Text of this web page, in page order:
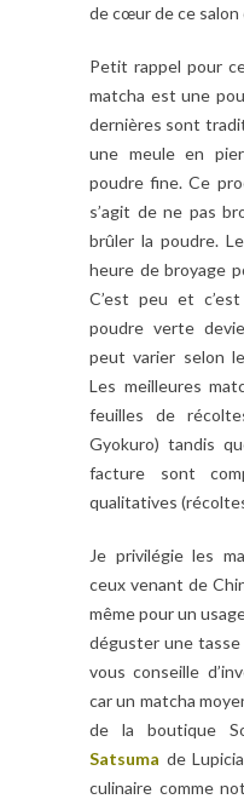
de cœur de ce salon
Petit rappel pour
matcha est une
dernières sont
une meule en
poudre fine. Ce
s’agit de ne pas
brûler la poudre.
heure de broyage
C’est peu et
poudre verte
peut varier selon
Les meilleures
feuilles de
Gyokuro) tandis
facture sont
qualitatives
Je privilégie les
ceux venant de
même pour un
déguster une
vous conseille
car un matcha
de la boutique
Satsuma de
culinaire comme